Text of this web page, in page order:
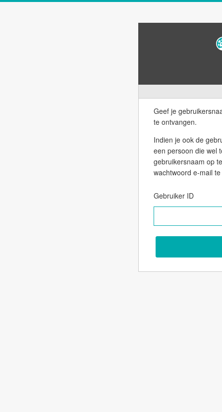
Geef je
te ontvangen.
Indien je ook de
een persoon die wel
gebruikersnaam op
wachtwoord e-mail
Gebruiker ID